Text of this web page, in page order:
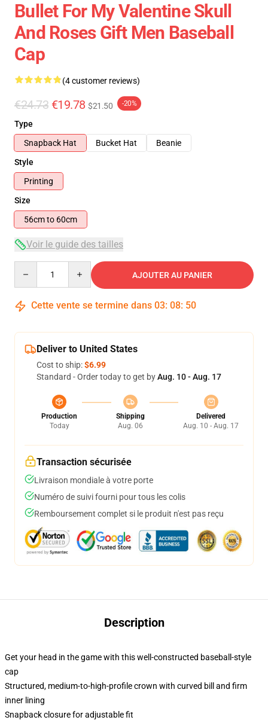
Bullet For My Valentine Skull
And Roses Gift Men Baseball
Cap
(4 customer reviews)
€24.73 €19.78 $21.50 -20%
Type
Snapback Hat
Bucket Hat
Beanie
Style
Printing
Size
56cm to 60cm
Voir le guide des tailles
AJOUTER AU PANIER
Cette vente se termine dans 03: 08: 50
Deliver to United States
Cost to ship:$6.99
Standard - Order today to get byAug. 10 - Aug. 17
Production
Today
Shipping
Aug. 06
Delivered
Aug. 10 - Aug. 17
Transaction sécurisée
Livraison mondiale à votre porte
Numéro de suivi fourni pour tous les colis
Remboursement complet si le produit n'est pas reçu
Description
Get your head in the game with this well-constructed baseball-style
cap
Structured, medium-to-high-profile crown with curved bill and firm
inner lining
Snapback closure for adjustable fit